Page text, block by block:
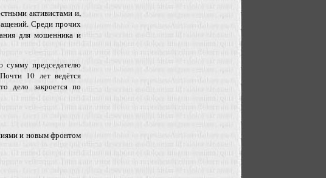
активистами и,
Среди прочих
для мошенника и
сумму председателю
10 лет ведётся
дело закроется по
и новым фронтом